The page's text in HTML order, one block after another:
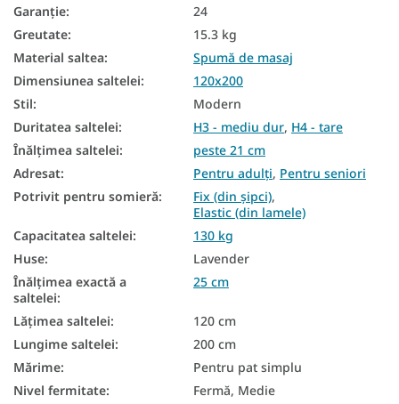
Saltele de podea
Saltele reversibile
Saltele în funcție de fermitate
Saltele zonale
Saltele mari
Saltea cu 7 zone
Saltele din spuma 120x200
Saltea duritate H3
Saltea duritate H4
Saltele dure 120x200
Saltele înalte 120x200
Garanţie:
24
Greutate:
15.3 kg
Material saltea:
Spumă de masaj
Dimensiunea saltelei:
120x200
Stil:
Modern
Duritatea saltelei: H3 - mediu dur, H4 - tare
Înălțimea saltelei:
peste 21 cm
Adresat: Pentru adulți, Pentru seniori
Potrivit pentru somieră: Fix (din șipci),
Elastic (din lamele)
Capacitatea saltelei:
130 kg
Huse:
Lavender
Înălțimea exactă a
saltelei:
25 cm
Lățimea saltelei:
120 cm
Lungime saltelei:
200 cm
Mărime:
Pentru pat simplu
Nivel fermitate:
Fermă, Medie